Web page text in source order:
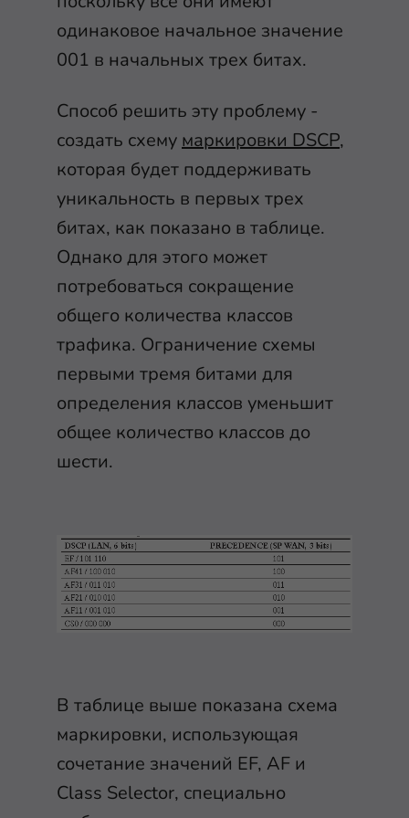
одинаковое начальное значение
001 в начальных трех битах.
Способ решить эту проблему -
создать схему маркировки DSCP,
которая будет поддерживать
уникальность в первых трех
битах, как показано в таблице.
Однако для этого может
потребоваться сокращение
общего количества классов
трафика. Ограничение схемы
первыми тремя битами для
определения классов уменьшит
общее количество классов до
шести.
В таблице выше показана схема
маркировки, использующая
сочетание значений EF, AF и
Class Selector, специально